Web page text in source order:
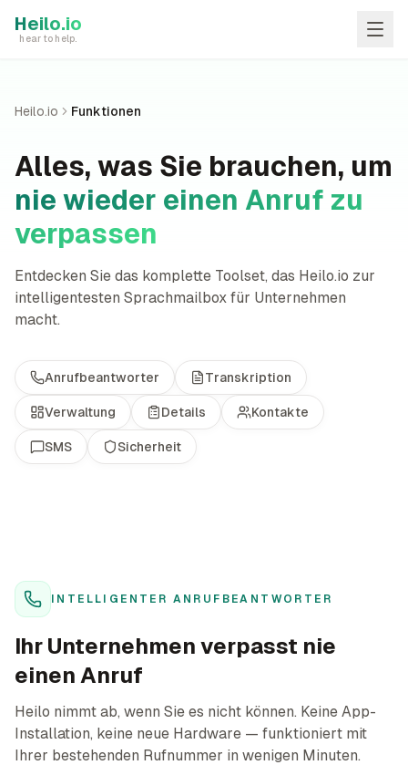
Heilo.io
hear to help.
Heilo.io Funktionen
Alles, was Sie brauchen, um
nie wieder einen Anruf zu
verpassen
Entdecken Sie das komplette Toolset, das Heilo.io zur
intelligentesten Sprachmailbox für Unternehmen
macht.
Anrufbeantworter Transkription
Verwaltung Details Kontakte
SMS Sicherheit
INTELLIGENTER ANRUFBEANTWORTER
Ihr Unternehmen verpasst nie
einen Anruf
Heilo nimmt ab, wenn Sie es nicht können. Keine App-
Installation, keine neue Hardware — funktioniert mit
Ihrer bestehenden Rufnummer in wenigen Minuten.